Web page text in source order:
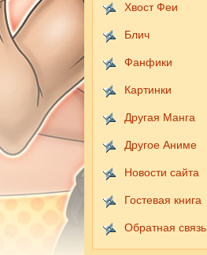
Хвост Феи
Блич
Фанфики
Картинки
Другая Манга
Другое Аниме
Новости сайта
Гостевая книга
Обратная связь